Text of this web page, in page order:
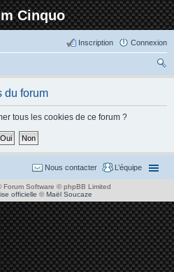
Cinquo
Connexion
Inscription
du forum
tous les cookies de ce forum ?
L’équipe
Nous contacter
Forum Software © phpBB Limited
officielle ©Maël Soucaze